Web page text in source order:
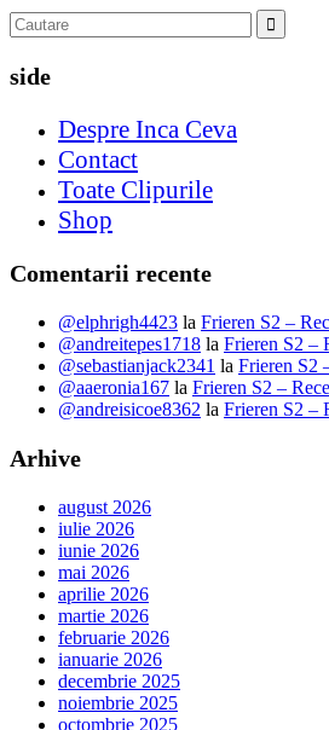
side
Despre Inca Ceva
Contact
Toate Clipurile
Shop
Comentarii recente
@elphrigh4423 la Frieren S2 –
@andreitepes1718 la Frieren S2 –
@sebastianjack2341 la Frieren S2
@aaeronia167 la Frieren S2 –
@andreisicoe8362 la Frieren S2 –
Arhive
august 2026
iulie 2026
iunie 2026
mai 2026
aprilie 2026
martie 2026
februarie 2026
ianuarie 2026
decembrie 2025
noiembrie 2025
octombrie 2025